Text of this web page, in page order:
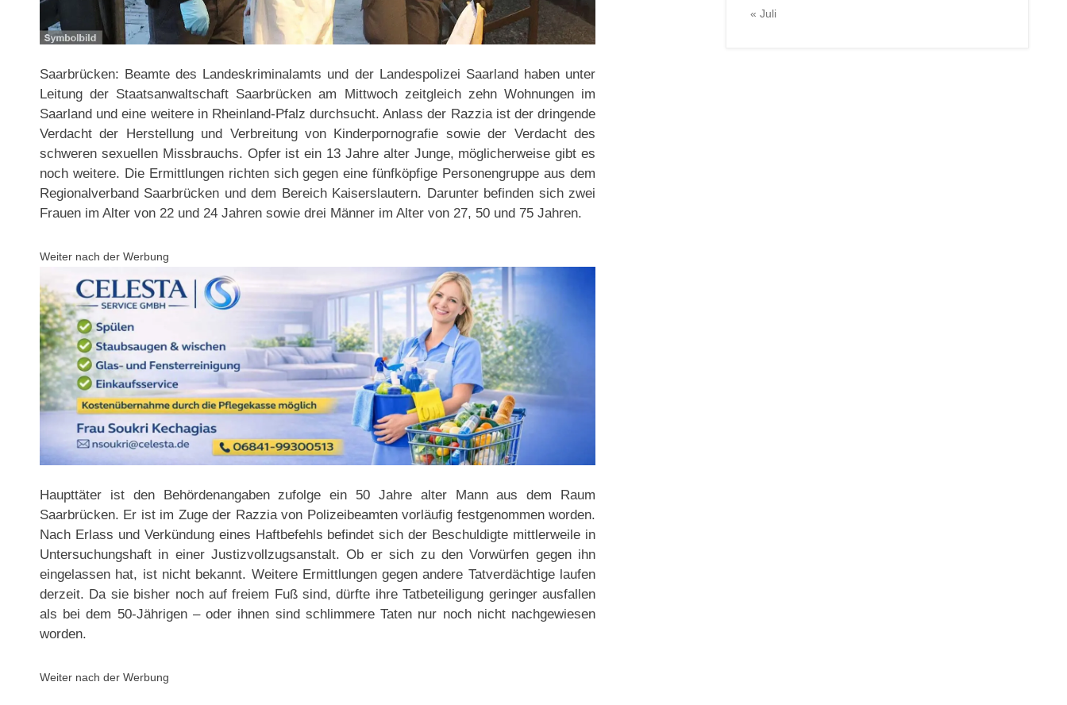
Saarbrücken: Beamte des Landeskriminalamts und der Landespolizei Saarland haben unter
Leitung der Staatsanwaltschaft Saarbrücken am Mittwoch zeitgleich zehn Wohnungen im
Saarland und eine weitere in Rheinland-Pfalz durchsucht. Anlass der Razzia ist der dringende
Verdacht der Herstellung und Verbreitung von Kinderpornografie sowie der Verdacht des
schweren sexuellen Missbrauchs. Opfer ist ein 13 Jahre alter Junge, möglicherweise gibt es
noch weitere. Die Ermittlungen richten sich gegen eine fünfköpfige Personengruppe aus dem
Regionalverband Saarbrücken und dem Bereich Kaiserslautern. Darunter befinden sich zwei
Frauen im Alter von 22 und 24 Jahren sowie drei Männer im Alter von 27, 50 und 75 Jahren.
Weiter nach der Werbung
Haupttäter ist den Behördenangaben zufolge ein 50 Jahre alter Mann aus dem Raum
Saarbrücken. Er ist im Zuge der Razzia von Polizeibeamten vorläufig festgenommen worden.
Nach Erlass und Verkündung eines Haftbefehls befindet sich der Beschuldigte mittlerweile in
Untersuchungshaft in einer Justizvollzugsanstalt. Ob er sich zu den Vorwürfen gegen ihn
eingelassen hat, ist nicht bekannt. Weitere Ermittlungen gegen andere Tatverdächtige laufen
derzeit. Da sie bisher noch auf freiem Fuß sind, dürfte ihre Tatbeteiligung geringer ausfallen
als bei dem 50-Jährigen – oder ihnen sind schlimmere Taten nur noch nicht nachgewiesen
worden.
Weiter nach der Werbung
« Juli